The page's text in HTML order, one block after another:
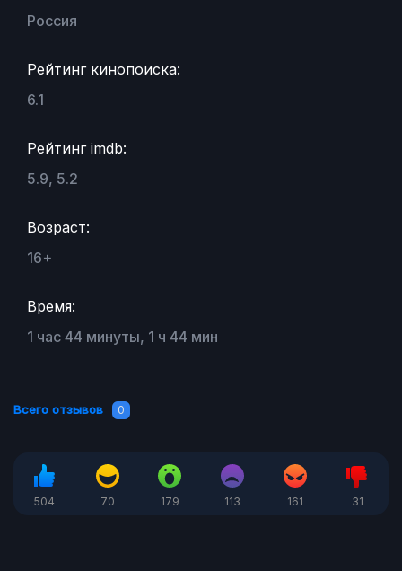
Россия
Рейтинг кинопоиска:
6.1
Рейтинг imdb:
5.9, 5.2
Возраст:
16+
Время:
1 час 44 минуты, 1 ч 44 мин
Всего отзывов 0
504 70 179 113 161 31